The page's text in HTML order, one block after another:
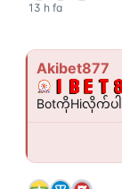
13 h fa
Akibet877
BotကိုHiလိုက်ပါ